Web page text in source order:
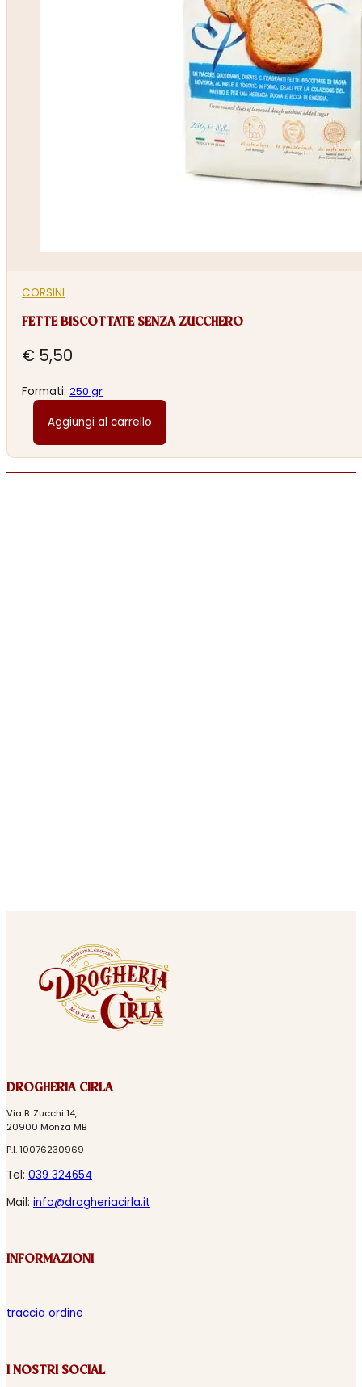
CORSINI
FETTE BISCOTTATE SENZA ZUCCHERO
€ 5,50
Formati:250 gr
Aggiungi al carrello
DROGHERIA CIRLA
Via B. Zucchi 14,
20900 Monza MB
P.I. 10076230969
Tel: 039 324654
Mail: info@drogheriacirla.it
INFORMAZIONI
traccia ordine
I NOSTRI SOCIAL